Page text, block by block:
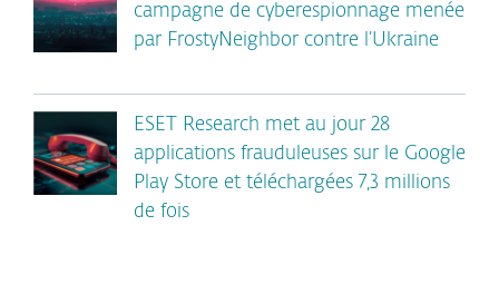
campagne de cyberespionnage menée
par FrostyNeighbor contre l’Ukraine
ESET Research met au jour 28
applications frauduleuses sur le Google
Play Store et téléchargées 7,3 millions
de fois